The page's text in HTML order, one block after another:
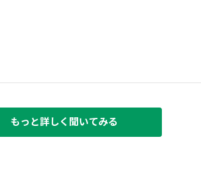
もっと詳しく聞いてみる